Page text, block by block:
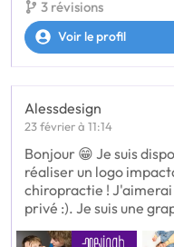
3 révisions
Voir le profil
Alessdesign
23 février à 11:14
Bonjour 😁 Je suis
réaliser un logo
chiropractie !
privé :). Je suis une